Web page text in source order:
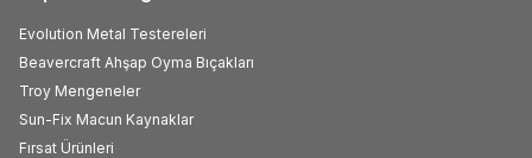
Evolution Metal Testereleri
Beavercraft Ahşap Oyma Bıçakları
Troy Mengeneler
Sun-Fix Macun Kaynaklar
Fırsat Ürünleri